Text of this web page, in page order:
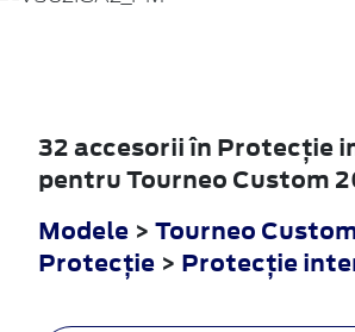
32 accesorii în Protecţie
pentru Tourneo Custom
Modele > Tourneo
Protecţie > Protecţie